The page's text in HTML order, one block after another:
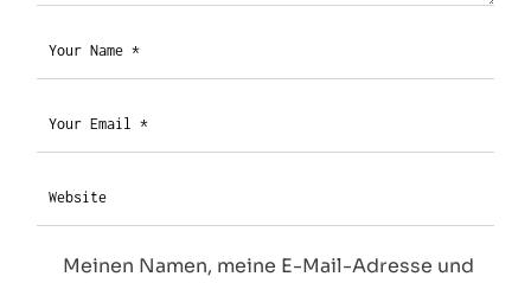
Meinen Namen, meine E-Mail-Adresse und